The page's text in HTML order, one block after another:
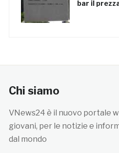
bar il
Chi siamo
VNews24 è il nuovo portale
giovani, per le notizie e
dal mondo